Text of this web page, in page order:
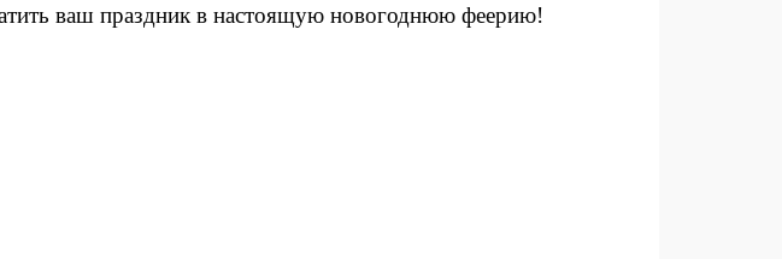
ваш праздник в настоящую новогоднюю феерию!